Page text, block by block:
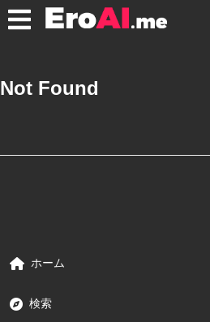
Not Found
ホーム
検索